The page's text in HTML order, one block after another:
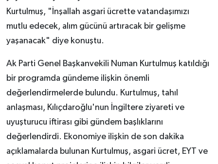
Kurtulmuş, "İnşallah asgari ücrette vatandaşımızı
mutlu edecek, alım gücünü artıracak bir gelişme
yaşanacak" diye konuştu.
Ak Parti Genel Başkanvekili Numan Kurtulmuş katıldığı
bir programda gündeme ilişkin önemli
değerlendirmelerde bulundu. Kurtulmuş, tahıl
anlaşması, Kılıçdaroğlu'nun İngiltere ziyareti ve
uyuşturucu iftirası gibi gündem başlıklarını
değerlendirdi. Ekonomiye ilişkin de son dakika
açıklamalarda bulunan Kurtulmuş, asgari ücret, EYT ve